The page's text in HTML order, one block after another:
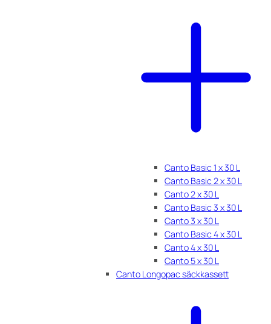
Canto Basic 1 x 30 L
Canto Basic 2 x 30 L
Canto 2 x 30 L
Canto Basic 3 x 30 L
Canto 3 x 30 L
Canto Basic 4 x 30 L
Canto 4 x 30 L
Canto 5 x 30 L
Canto Longopac säckkassett